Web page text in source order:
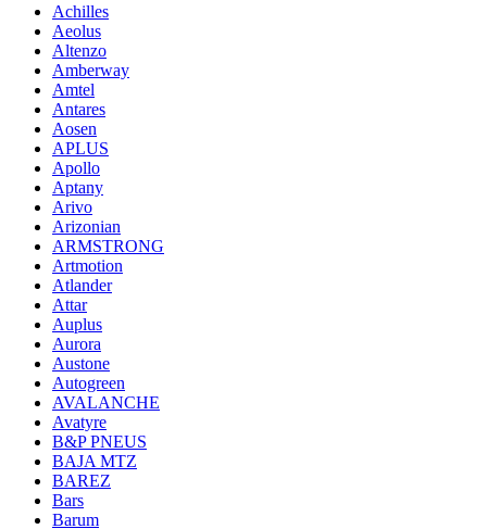
Achilles
Aeolus
Altenzo
Amberway
Amtel
Antares
Aosen
APLUS
Apollo
Aptany
Arivo
Arizonian
ARMSTRONG
Artmotion
Atlander
Attar
Auplus
Aurora
Austone
Autogreen
AVALANCHE
Avatyre
B&P PNEUS
BAJA MTZ
BAREZ
Bars
Barum